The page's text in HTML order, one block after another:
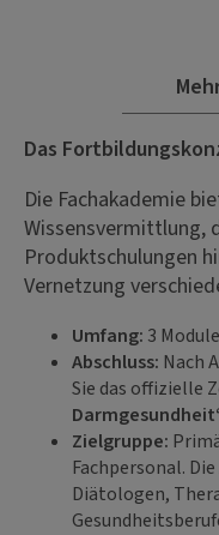
Das
Die Fachakademie
Wissensvermittlung,
Produktschulungen
Vernetzung
Umfang: 3
Abschluss: Nach
Sie das offizielle
Zielgruppe:
Fachpersonal.
Diätologen,